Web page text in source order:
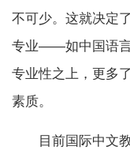
不可少。这就决定
专业——如中国语
专业性之上，更多
素质。
目前国际中文教